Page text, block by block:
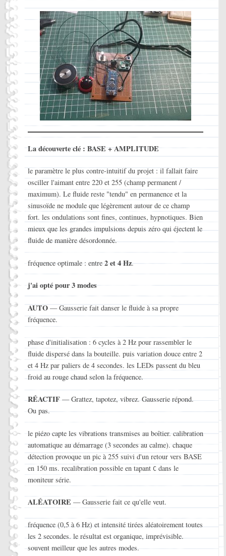
La découverte clé : BASE + AMPLITUDE
le paramètre le plus contre-intuitif du projet : il fallait faire
osciller l'aimant entre 220 et 255 (champ permanent /
maximum). Le fluide reste "tendu" en permanence et la
sinusoïde ne module que légèrement autour de ce champ
fort. les ondulations sont fines, continues, hypnotiques. Bien
mieux que les grandes impulsions depuis zéro qui éjectent le
fluide de manière désordonnée.
fréquence optimale : entre2 et 4 Hz.
j'ai opté pour 3 modes
AUTO — Gausserie fait danser le fluide à sa propre
fréquence.
phase d'initialisation : 6 cycles à 2 Hz pour rassembler le
fluide dispersé dans la bouteille. puis variation douce entre 2
et 4 Hz par paliers de 4 secondes. les LEDs passent du bleu
froid au rouge chaud selon la fréquence.
RÉACTIF — Grattez, tapotez, vibrez. Gausserie répond.
Ou pas.
le piézo capte les vibrations transmises au boîtier. calibration
automatique au démarrage (3 secondes au calme). chaque
détection provoque un pic à 255 suivi d'un retour vers BASE
en 150 ms. recalibration possible en tapant C dans le
moniteur série.
ALÉATOIRE — Gausserie fait ce qu'elle veut.
fréquence (0,5 à 6 Hz) et intensité tirées aléatoirement toutes
les 2 secondes. le résultat est organique, imprévisible.
souvent meilleur que les autres modes.